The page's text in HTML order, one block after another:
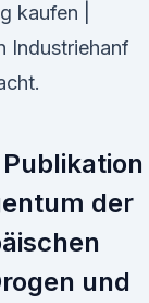
kaufen |
Industriehanf
Publikation
der
und